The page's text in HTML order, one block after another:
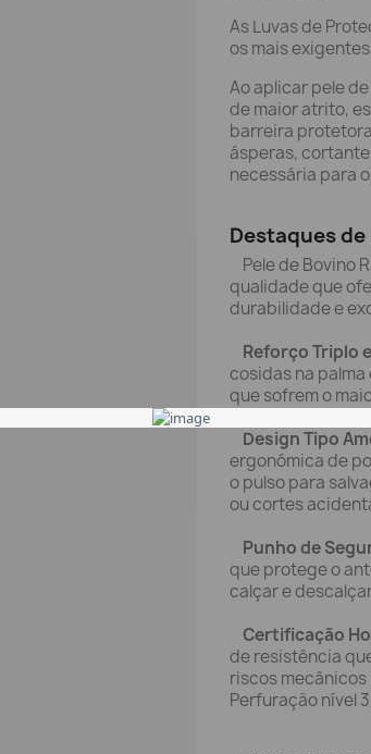
As Luvas de
os mais
Ao aplicar pele
de maior atrito,
barreira
ásperas,
necessária para
Destaques
Pele de Bovino
qualidade que
durabilidade e
Reforço Triplo
cosidas na
que sofrem o
Design Tipo
ergonómica de
o pulso para
ou cortes
Punho de
que protege o
calçar e
Certificação
de resistência
riscos mecânicos
Perfuração nível